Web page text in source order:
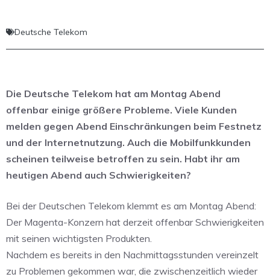
Deutsche Telekom
Die Deutsche Telekom hat am Montag Abend
offenbar einige größere Probleme. Viele Kunden
melden gegen Abend Einschränkungen beim Festnetz
und der Internetnutzung. Auch die Mobilfunkkunden
scheinen teilweise betroffen zu sein. Habt ihr am
heutigen Abend auch Schwierigkeiten?
Bei der Deutschen Telekom klemmt es am Montag Abend:
Der Magenta-Konzern hat derzeit offenbar Schwierigkeiten
mit seinen wichtigsten Produkten.
Nachdem es bereits in den Nachmittagsstunden vereinzelt
zu Problemen gekommen war, die zwischenzeitlich wieder